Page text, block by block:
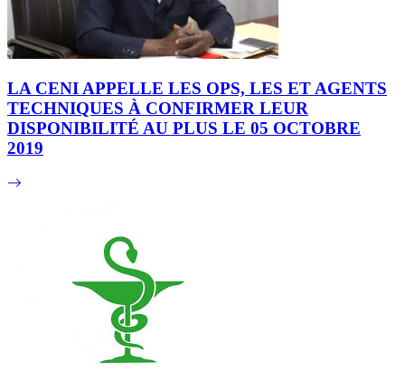
LA CENI APPELLE LES OPS, LES ET AGENTS
TECHNIQUES À CONFIRMER LEUR
DISPONIBILITÉ AU PLUS LE 05 OCTOBRE
2019